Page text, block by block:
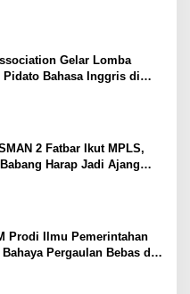
Gelar Lomba
Bahasa Inggris di
2 Fatbar Ikut MPLS,
Harap Jadi Ajang
Prodi Ilmu Pemerintahan
Pergaulan Bebas di